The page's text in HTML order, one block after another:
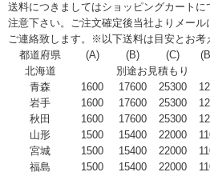
送料につきましてはショッピングカート
注意下さい。ご注文確定後当社よりメー
ご連絡致します。※以下送料は目安とお考
都道府県
(A) (B) (C)
北海道
別途お見積もり
青森
1600 17600 25300
岩手
1600 17600 25300
秋田
1600 17600 25300
山形
1500 15400 22000
宮城
1500 15400 22000
福島
1500 15400 22000